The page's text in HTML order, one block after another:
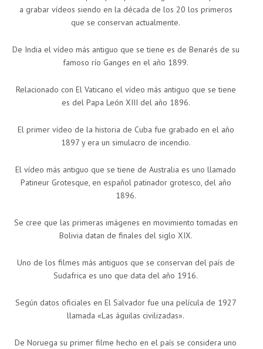
a grabar vídeos siendo en la década de los 20 los primeros
que se conservan actualmente.
De India el vídeo más antiguo que se tiene es de Benarés de su
famoso río Ganges en el año 1899.
Relacionado con El Vaticano el vídeo más antiguo que se tiene
es del Papa León XIII del año 1896.
El primer vídeo de la historia de Cuba fue grabado en el año
1897 y era un simulacro de incendio.
El vídeo más antiguo que se tiene de Australia es uno llamado
Patineur Grotesque, en español patinador grotesco, del año
1896.
Se cree que las primeras imágenes en movimiento tomadas en
Bolivia datan de finales del siglo XIX.
Uno de los filmes más antiguos que se conservan del país de
Sudafrica es uno que data del año 1916.
Según datos oficiales en El Salvador fue una película de 1927
llamada «Las águilas civilizadas».
De Noruega su primer filme hecho en el país se considera uno